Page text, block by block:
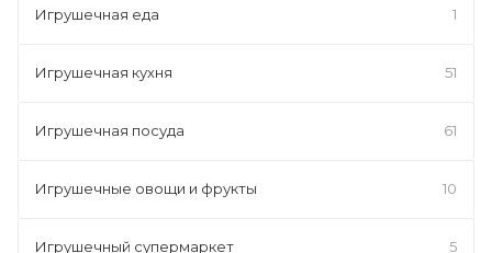
Игрушечная еда 1
Игрушечная кухня 51
Игрушечная посуда 61
Игрушечные овощи и фрукты 10
Игрушечный супермаркет 5